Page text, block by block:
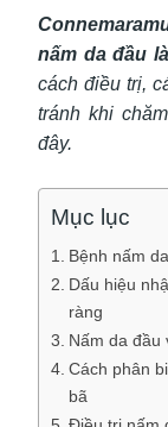
nấm da đầu
cách điều trị,
tránh khi
đây.
Mục lục
Bệnh nấm
Dấu hiệu
ràng
Nấm da đầu
Cách phân
bã